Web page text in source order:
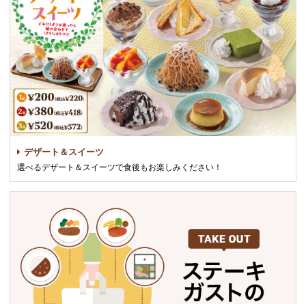
デザート＆スイーツ
選べるデザート＆スイーツで食後もお楽しみください！